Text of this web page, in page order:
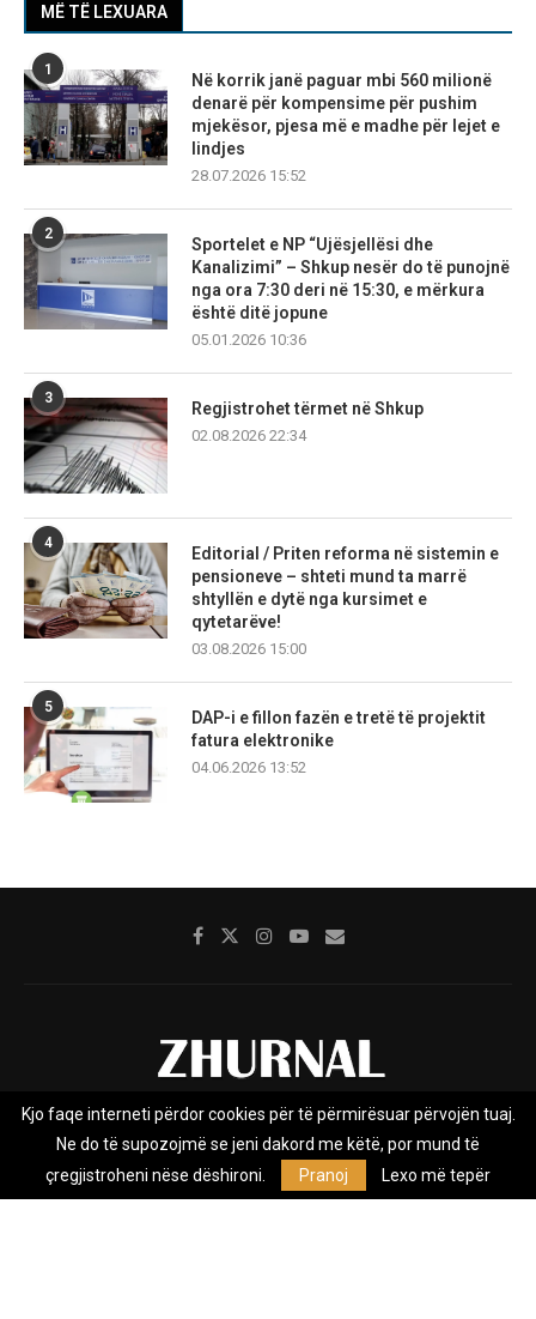
MË TË LEXUARA
1
Në korrik janë paguar mbi 560 milionë
denarë për kompensime për pushim
mjekësor, pjesa më e madhe për lejet e
lindjes
28.07.2026 15:52
2
Sportelet e NP “Ujësjellësi dhe
Kanalizimi” – Shkup nesër do të punojnë
nga ora 7:30 deri në 15:30, e mërkura
është ditë jopune
05.01.2026 10:36
3
Regjistrohet tërmet në Shkup
02.08.2026 22:34
4
Editorial / Priten reforma në sistemin e
pensioneve – shteti mund ta marrë
shtyllën e dytë nga kursimet e
qytetarëve!
03.08.2026 15:00
5
DAP-i e fillon fazën e tretë të projektit
fatura elektronike
04.06.2026 13:52
Rreth nesh Impresumi Marketing
Privacy Policy
Zhurnal.mk është Agjenci e Lajmeve e pavarur, e themeluar në vitin
Kjo faqe interneti përdor cookies për të përmirësuar përvojën tuaj.
Ne do të supozojmë se jeni dakord me këtë, por mund të
çregjistroheni nëse dëshironi.
Pranoj Lexo më tepër